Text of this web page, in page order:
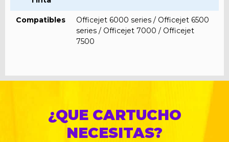
Compatibles
Officejet 6000 series / Officejet 6500
series / Officejet 7000 / Officejet
7500
¿QUE CARTUCHO
NECESITAS?